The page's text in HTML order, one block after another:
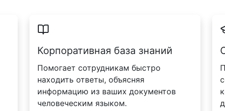
Корпоративная база знаний
Помогает сотрудникам быстро
находить ответы, объясняя
информацию из ваших документов
человеческим языком.